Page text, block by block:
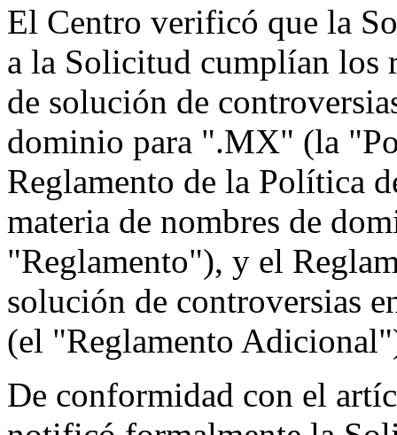
El Centro verificó que la
a la Solicitud cumplían los
de solución de
dominio para ".MX" (la
Reglamento de la Política
materia de nombres de
"Reglamento"), y el
solución de controversias
(el "Reglamento
De conformidad con el